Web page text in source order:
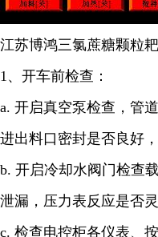
江苏博鸿三氯蔗糖颗粒
1、开车前检查：
a. 开启真空泵检查，管
进出料口密封是否良好
b. 开启冷却水阀门检查
泄漏，压力表反应是否灵
c. 检查电控柜各仪表、